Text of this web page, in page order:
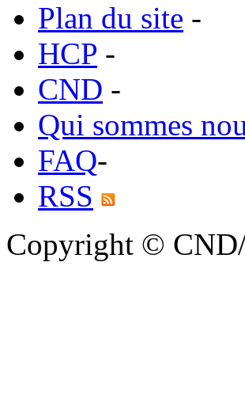
Plan du site -
HCP -
CND -
Qui sommes
FAQ-
RSS
Copyright ©